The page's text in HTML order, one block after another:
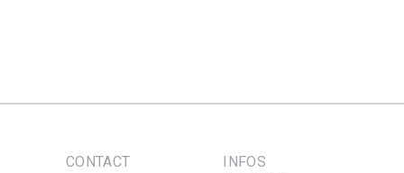
CONTACT
INFOS